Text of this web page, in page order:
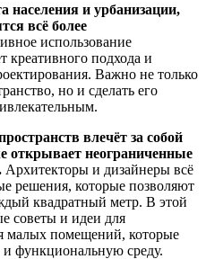
населения и урбанизации,
всё более
использование
креативного подхода и
Важно не только
но и сделать его
влечёт за собой
открывает неограниченные
Архитекторы и дизайнеры всё
решения, которые позволяют
квадратный метр. В этой
советы и идеи для
малых помещений, которые
функциональную среду.